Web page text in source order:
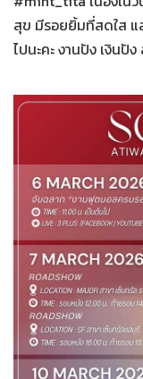
สุข มีรอยยิ้มที่สดใส
ไปนะคะ งานปัง เงิน